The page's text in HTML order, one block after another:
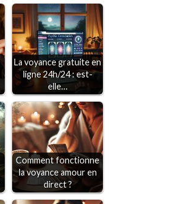
La voyance gratuite en
ligne 24h/24 : est-
elle…
Comment fonctionne
la voyance amour en
direct ?